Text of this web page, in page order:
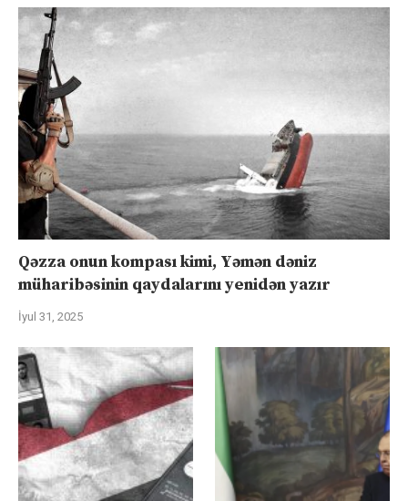
Qəzza onun kompası kimi, Yəmən dəniz
müharibəsinin qaydalarını yenidən yazır
İyul 31, 2025